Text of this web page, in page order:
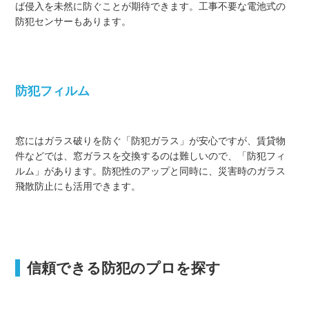
ば侵入を未然に防ぐことが期待できます。工事不要な電池式の
防犯センサーもあります。
防犯フィルム
窓にはガラス破りを防ぐ「防犯ガラス」が安心ですが、賃貸物
件などでは、窓ガラスを交換するのは難しいので、「防犯フィ
ルム」があります。防犯性のアップと同時に、災害時のガラス
飛散防止にも活用できます。
信頼できる防犯のプロを探す